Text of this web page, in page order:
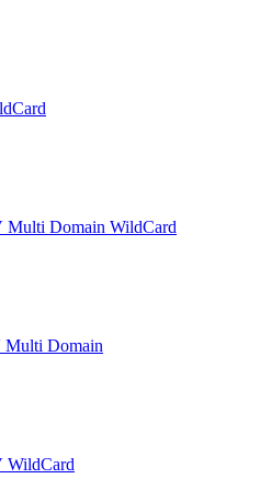
Multi Domain WildCard
Multi Domain
WildCard